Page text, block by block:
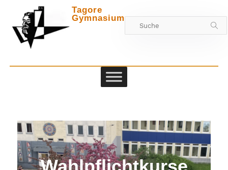
Zwischen
Tagore
Gymnasium